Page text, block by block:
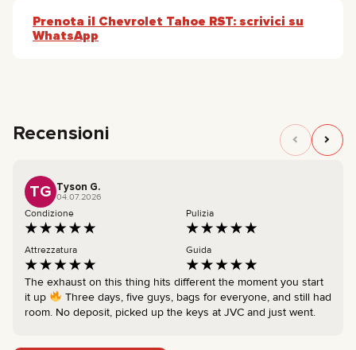
Prenota il Chevrolet Tahoe RST: scrivici su
WhatsApp
Recensioni
TG Tyson G.
04.07.2026
Condizione Pulizia
Attrezzatura Guida
The exhaust on this thing hits different the moment you start
it up
Three days, five guys, bags for everyone, and still had
room. No deposit, picked up the keys at JVC and just went.